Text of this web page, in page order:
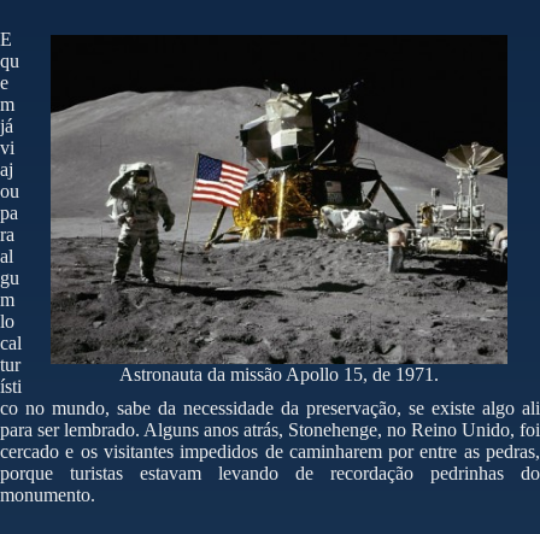
Astronauta da missão Apollo 15, de 1971.
E
qu
e
m
já
vi
aj
ou
pa
ra
al
gu
m
lo
cal
tur
ísti
co no mundo, sabe da necessidade da preservação, se existe algo ali
para ser lembrado. Alguns anos atrás, Stonehenge, no Reino Unido, foi
cercado e os visitantes impedidos de caminharem por entre as pedras,
porque turistas estavam levando de recordação pedrinhas do
monumento.